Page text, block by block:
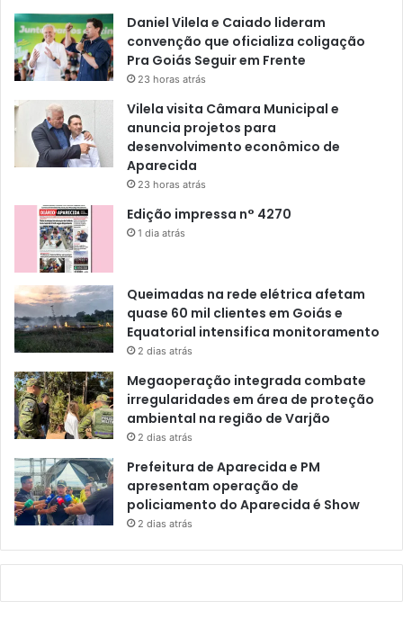
Daniel Vilela e Caiado lideram
convenção que oficializa coligação
Pra Goiás Seguir em Frente
23 horas atrás
Vilela visita Câmara Municipal e
anuncia projetos para
desenvolvimento econômico de
Aparecida
23 horas atrás
Edição impressa n° 4270
1 dia atrás
Queimadas na rede elétrica afetam
quase 60 mil clientes em Goiás e
Equatorial intensifica monitoramento
2 dias atrás
Megaoperação integrada combate
irregularidades em área de proteção
ambiental na região de Varjão
2 dias atrás
Prefeitura de Aparecida e PM
apresentam operação de
policiamento do Aparecida é Show
2 dias atrás